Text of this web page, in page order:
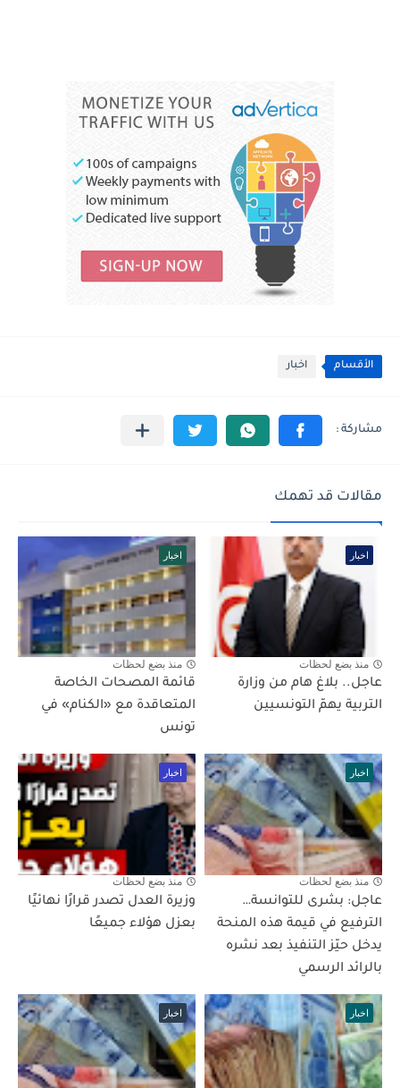
الأقسام اخبار
مقالات قد تهمك
اخبار
منذ بضع لحظات
عاجل.. بلاغ هام من وزارة
التربية يهمّ التونسيين
اخبار
منذ بضع لحظات
قائمة المصحات الخاصة
المتعاقدة مع «الكنام» في
تونس
اخبار
منذ بضع لحظات
عاجل: بشرى للتوانسة…
الترفيع في قيمة هذه المنحة
يدخل حيّز التنفيذ بعد نشره
بالرائد الرسمي
اخبار
منذ بضع لحظات
وزيرة العدل تصدر قرارًا نهائيًا
بعزل هؤلاء جميعًا
اخبار اخبار